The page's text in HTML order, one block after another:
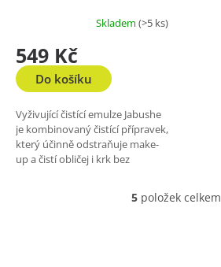
Skladem (>5 ks)
549 Kč
Do košíku
Vyživující čistící emulze Jabushe
je kombinovaný čistící přípravek,
který účinně odstraňuje make-
up a čistí obličej i krk bez
O
5 položek celkem